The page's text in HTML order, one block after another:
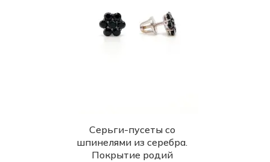
Серьги-пусеты со
шпинелями из серебра.
Покрытие родий